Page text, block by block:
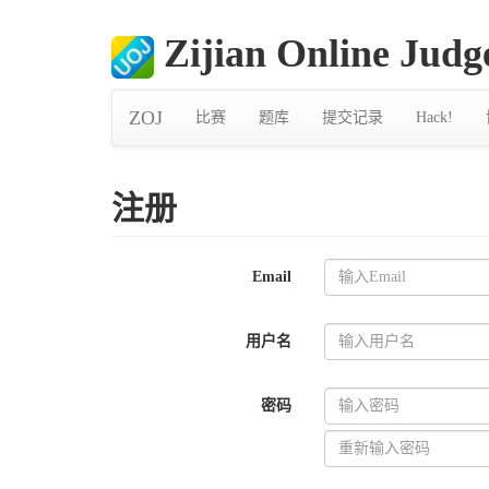
Zijian Online
ZOJ 比赛 题库 提交记录 Hack!
注册
Email
用户名
密码